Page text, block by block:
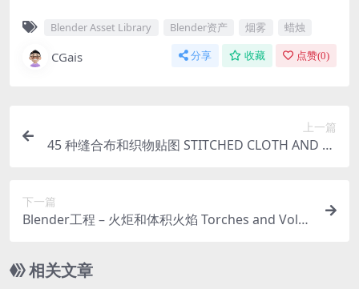
Blender Asset Library Blender资产 烟雾 蜡烛
CGais 分享 收藏 点赞(0)
上一篇
45 种缝合布和织物贴图 STITCHED CLOTH AND FA
下一篇
Blender工程 – 火炬和体积火焰 Torches and Volu
ary
相关文章